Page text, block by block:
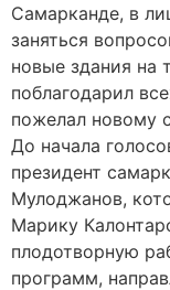
Самарканде, в
заняться
новые здания на
поблагодарил
пожелал новому
До начала
президент
Мулоджанов,
Марику
плодотворную
программ,